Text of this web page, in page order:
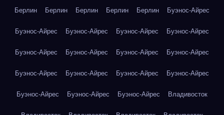
Берлин Берлин Берлин Берлин Берлин Буэнос-Айрес
Буэнос-Айрес Буэнос-Айрес Буэнос-Айрес Буэнос-Айрес
Буэнос-Айрес Буэнос-Айрес Буэнос-Айрес Буэнос-Айрес
Буэнос-Айрес Буэнос-Айрес Буэнос-Айрес Буэнос-Айрес
Буэнос-Айрес Буэнос-Айрес Буэнос-Айрес Владивосток